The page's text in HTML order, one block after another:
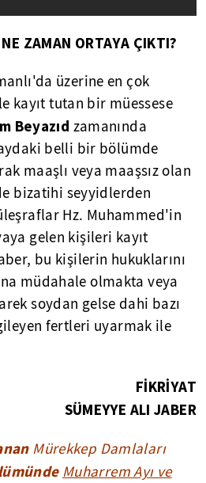
ZAMAN ORTAYA ÇIKTI?
üzerine en çok
kayıt tutan bir müessese
Beyazıd zamanında
belli bir bölümde
maaşlı veya maaşsız olan
bizatihi seyyidlerden
Hz. Muhammed'in
gelen kişileri kayıt
bu kişilerin hukuklarını
müdahale olmakta veya
soydan gelse dahi bazı
fertleri uyarmak ile
FİKRİYAT
SÜMEYYE ALI JABER
Mürekkep Damlaları
Muharrem Ayı ve